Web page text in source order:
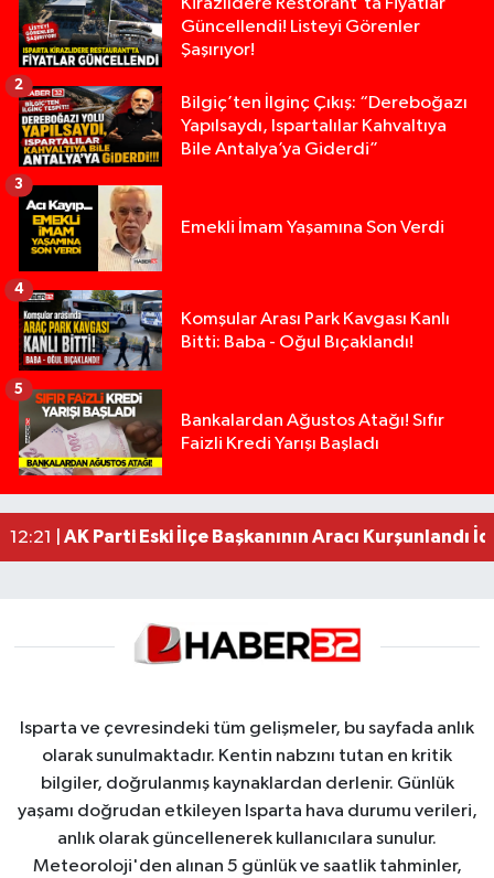
Güncellendi! Listeyi Görenler
Şaşırıyor!
Bilgiç’ten İlginç Çıkış: “Dereboğazı
Yapılsaydı, Ispartalılar Kahvaltıya
Bile Antalya’ya Giderdi”
2
Emekli İmam Yaşamına Son Verdi
3
Komşular Arası Park Kavgası Kanlı
Bitti: Baba - Oğul Bıçaklandı!
4
Bankalardan Ağustos Atağı! Sıfır
Faizli Kredi Yarışı Başladı
5
17:18 |Anız Yangını Kazaya Neden Oldu: 13 Araç
17:08 |Alevlere Teslim Olan Gecekondu Kullanılamaz
13:46 |Yolcu Otobüsüyle Minibüsün Çarpıştığı Kaza
12:21 | AK Parti Eski İlçe Başkanının Aracı Kurşunlandı
Isparta ve çevresindeki tüm gelişmeler, bu sayfada anlık
olarak sunulmaktadır. Kentin nabzını tutan en kritik
bilgiler, doğrulanmış kaynaklardan derlenir. Günlük
yaşamı doğrudan etkileyen Isparta hava durumu verileri,
anlık olarak güncellenerek kullanıcılara sunulur.
Meteoroloji'den alınan 5 günlük ve saatlik tahminler,